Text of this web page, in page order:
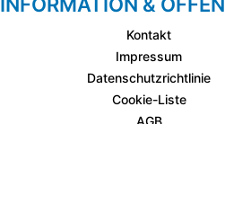
INFORMATION &
Kontakt
Impressum
Datenschutzrichtlinie
Cookie-Liste
AGB